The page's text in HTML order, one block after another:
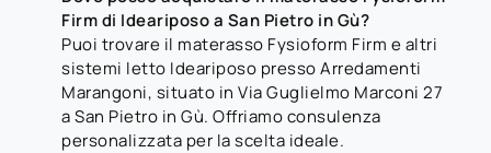
Firm di Ideariposo a San Pietro in Gù?
Puoi trovare il materasso Fysioform Firm e altri
sistemi letto Ideariposo presso Arredamenti
Marangoni, situato in Via Guglielmo Marconi 27
a San Pietro in Gù. Offriamo consulenza
personalizzata per la scelta ideale.